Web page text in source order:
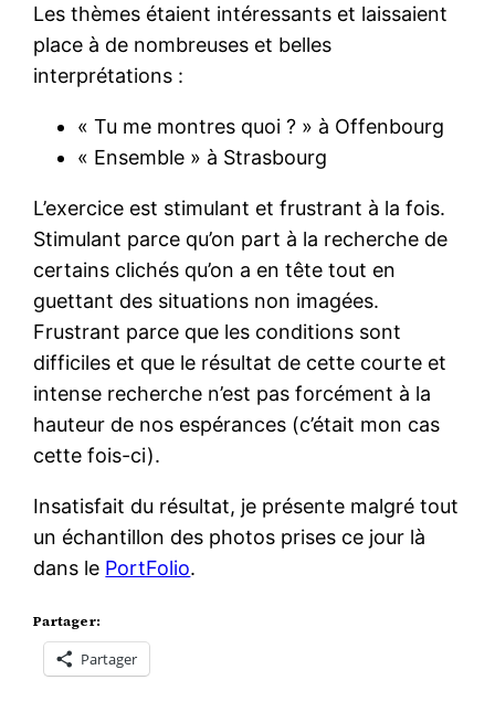
Les thèmes étaient intéressants et laissaient
place à de nombreuses et belles
interprétations :
« Tu me montres quoi ? » à Offenbourg
« Ensemble » à Strasbourg
L’exercice est stimulant et frustrant à la fois.
Stimulant parce qu’on part à la recherche de
certains clichés qu’on a en tête tout en
guettant des situations non imagées.
Frustrant parce que les conditions sont
difficiles et que le résultat de cette courte et
intense recherche n’est pas forcément à la
hauteur de nos espérances (c’était mon cas
cette fois-ci).
Insatisfait du résultat, je présente malgré tout
un échantillon des photos prises ce jour là
dans le PortFolio.
Partager:
Partager